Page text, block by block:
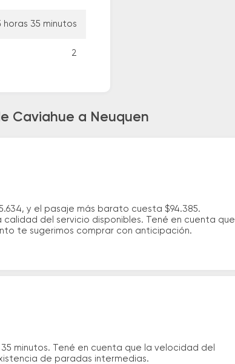
horas 35 minutos
2
Caviahue a Neuquen
y el pasaje más barato cuesta $94.385.
del servicio disponibles. Tené en cuenta que
te sugerimos comprar con anticipación.
minutos. Tené en cuenta que la velocidad del
de paradas intermedias.